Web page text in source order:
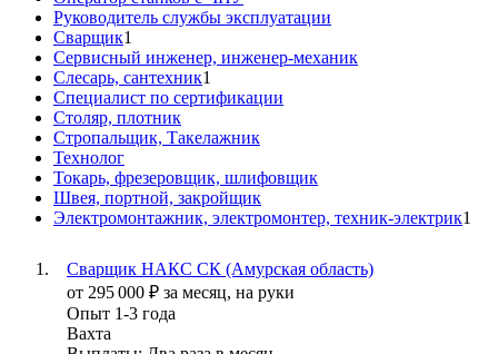
Руководитель службы эксплуатации
Сварщик1
Сервисный инженер, инженер-механик
Слесарь, сантехник1
Специалист по сертификации
Столяр, плотник
Стропальщик, Такелажник
Технолог
Токарь, фрезеровщик, шлифовщик
Швея, портной, закройщик
Электромонтажник, электромонтер, техник-электрик1
Сварщик НАКС СК (Амурская область)
от 295 000 ₽ за месяц, на руки
Опыт 1-3 года
Вахта